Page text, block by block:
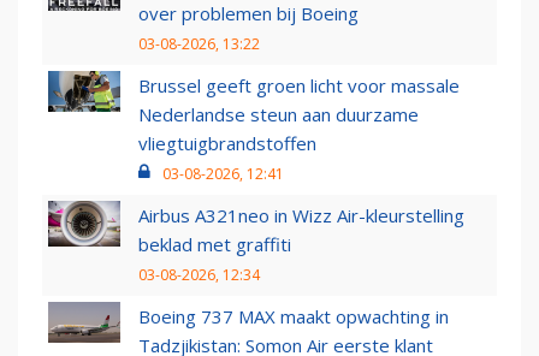
over problemen bij Boeing
03-08-2026, 13:22
Brussel geeft groen licht voor massale
Nederlandse steun aan duurzame
vliegtuigbrandstoffen
03-08-2026, 12:41
Airbus A321neo in Wizz Air-kleurstelling
beklad met graffiti
03-08-2026, 12:34
Boeing 737 MAX maakt opwachting in
Tadzjikistan: Somon Air eerste klant